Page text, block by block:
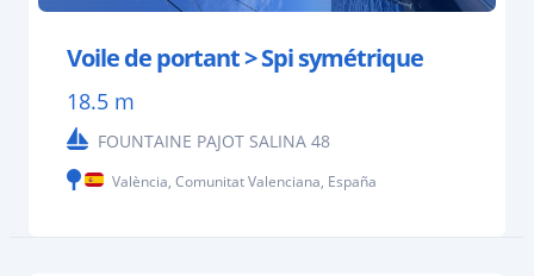
Voile de portant > Spi symétrique
18.5 m
FOUNTAINE PAJOT SALINA 48
València, Comunitat Valenciana, España